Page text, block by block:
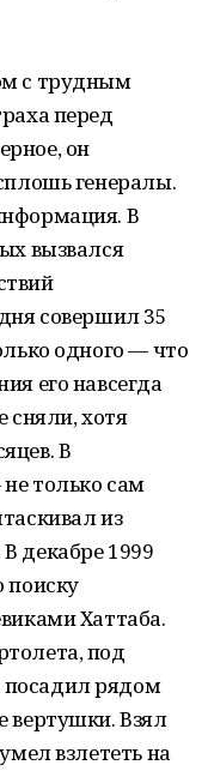
с трудным
перед
он
генералы.
В
вызвался
совершил 35
одного — что
его навсегда
сняли, хотя
В
только сам
из
декабре 1999
поиску
Хаттаба.
под
рядом
вертушки. Взял
взлететь на